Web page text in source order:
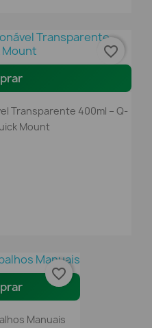
Transparente 400ml – Q-
Mount
favorite_border
Manuais
favorite_border